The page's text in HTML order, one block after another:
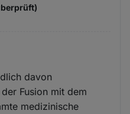
davon
Fusion mit dem
medizinische